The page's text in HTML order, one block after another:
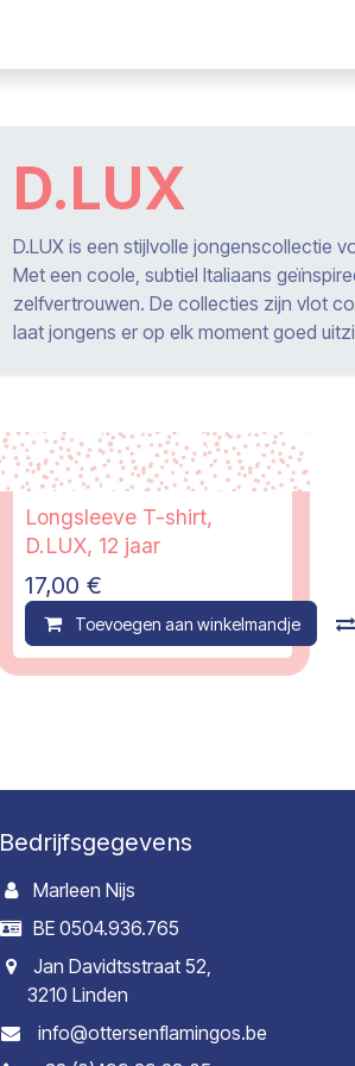
D.LUX
D.LUX is een stijlvolle jongenscollectie
Met een coole, subtiel Italiaans
zelfvertrouwen. De collecties zijn vlot
laat jongens er op elk moment goed
Compare
Longsleeve T-shirt,
D.LUX, 12 jaar
17,00 €
Toevoegen aan winkelmandje
Bedrijfsgegevens
Marleen Nijs
BE 0504.936.765
Jan Davidtsstraat 52,
3210 Linden
info@ottersenflamingos.be